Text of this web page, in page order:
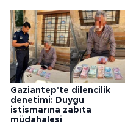
Gaziantep'te dilencilik
denetimi: Duygu
istismarına zabıta
müdahalesi